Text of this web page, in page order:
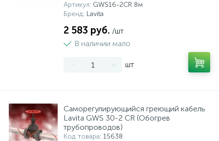
Артикул: GWS16-2CR 8м
Бренд: Lavita
2 583 руб. /шт
В наличии мало
- + шт
Саморегулирующийся греющий кабель
Lavita GWS 30-2 CR (Обогрев
трубопроводов)
Код товара: 15638